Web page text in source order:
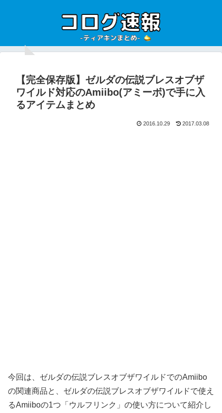
【完全保存版】ゼルダの伝説ブレスオブザ
ワイルド対応のAmiibo(アミーボ)で手に入
るアイテムまとめ
2016.10.29 2017.03.08
今回は、ゼルダの伝説ブレスオブザワイルドでのAmiibo
の関連商品と、ゼルダの伝説ブレスオブザワイルドで使え
るAmiiboの1つ「ウルフリンク」の使い方について紹介し